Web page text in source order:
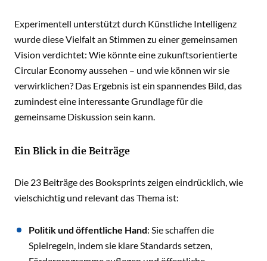
Experimentell unterstützt durch Künstliche Intelligenz
wurde diese Vielfalt an Stimmen zu einer gemeinsamen
Vision verdichtet: Wie könnte eine zukunftsorientierte
Circular Economy aussehen – und wie können wir sie
verwirklichen? Das Ergebnis ist ein spannendes Bild, das
zumindest eine interessante Grundlage für die
gemeinsame Diskussion sein kann.
Ein Blick in die Beiträge
Die 23 Beiträge des Booksprints zeigen eindrücklich, wie
vielschichtig und relevant das Thema ist:
Politik und öffentliche Hand: Sie schaffen die
Spielregeln, indem sie klare Standards setzen,